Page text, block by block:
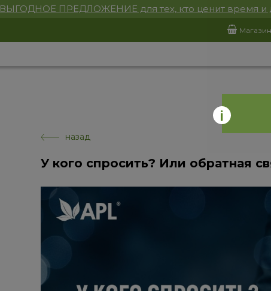
ВЫГОДНОЕ ПРЕДЛОЖЕНИЕ для тех, кто ценит время и
Магазин
назад
У кого спросить? Или обратная